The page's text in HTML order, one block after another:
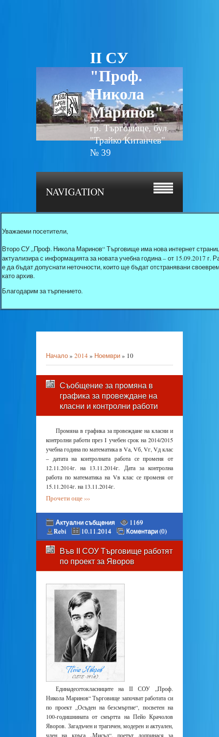
II СУ
"Проф.
Никола
Маринов"
гр. Търговище, бул.
"Трайко Китанчев"
№ 39
NAVIGATION
Уважаеми посетители,
Второ СУ „Проф. Никола Маринов“ Търговище има нова интернет
актуализира с информацията за новата учебна година – от 15.09.2017
е да бъдат допуснати неточности, които ще бъдат отстранявани
като архив.
Благодарим за търпението.
Начало» 2014 » Ноември» 10
Съобщение за промяна в
графика за провеждане на
класни и контролни работи
Промяна в графика за провеждане на класни и
контролни работи през I учебен срок на 2014/2015
учебна година по математика в Vа, Vб, Vг, Vд клас
– датата на контролната работа се променя от
12.11.2014г. на 13.11.2014г. Дата за контролна
работа по математика на Vв клас се променя от
15.11.2014г. на 13.11.2014г.
Прочети още ›››
Актуални събщения
1169
Rebi
10.11.2014 Коментари (0)
Във ІІ СОУ Търговище работят
по проект за Яворов
Единадесетокласниците на ІІ СОУ „Проф.
Никола Маринов“ Търговище започват работата си
по проект „Осъден на безсмъртие“, посветен на
100-годишнината от смъртта на Пейо Крачолов
Яворов. Загадъчен и трагичен, модерен и актуален,
член на кръга „Мисъл“, поетът допринася за